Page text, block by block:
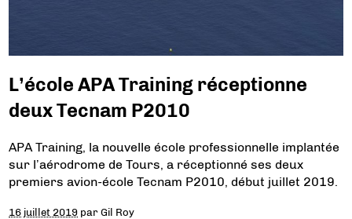
L’école APA Training réceptionne
deux Tecnam P2010
APA Training, la nouvelle école professionnelle implantée
sur l’aérodrome de Tours, a réceptionné ses deux
premiers avion-école Tecnam P2010, début juillet 2019.
16 juillet 2019 parGil Roy